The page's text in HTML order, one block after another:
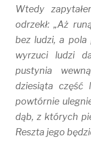
Wtedy
odrzekł: „Aż
bez ludzi, a pola
wyrzuci ludzi
pustynia
dziesiąta
powtórnie
dąb, z których
Reszta jego